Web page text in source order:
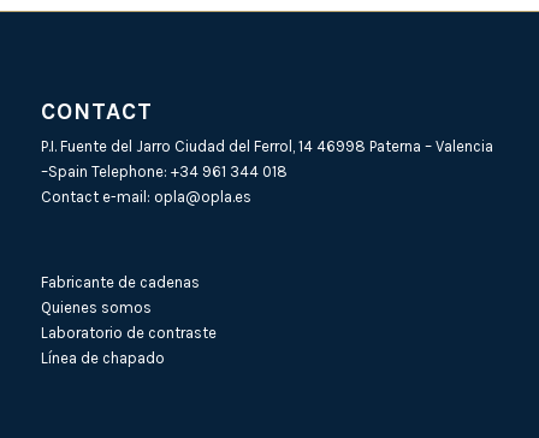
CONTACT
P.I. Fuente del Jarro Ciudad del Ferrol, 14 46998 Paterna – Valencia
–Spain Telephone: +34 961 344 018
Contact e-mail: opla@opla.es
Fabricante de cadenas
Quienes somos
Laboratorio de contraste
Línea de chapado